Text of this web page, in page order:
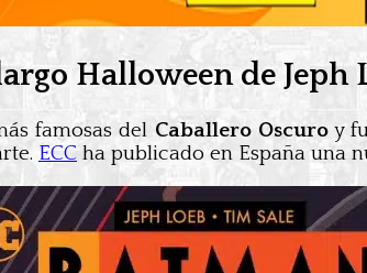
Halloween de Jeph
famosas del Caballero Oscuroy
ECC ha publicado en España una